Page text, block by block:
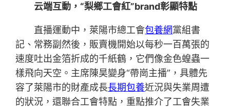
云端互動，“梨鄉工會紅”brand彰顯特點
直播運動中，萊陽市總工會包養網黨組書
記、常務副然後，販賣機開始以每秒一百萬張的
速度吐出金箔折成的千紙鶴，它們像金色蝗蟲一
樣飛向天空。主席陳昊變身“帶崗主播”，具體先
容了萊陽市的財產成長長期包養近況與失業周遭
的狀況，還聯合工會特點，重點推介了工會失業